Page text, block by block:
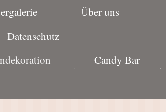
Über uns
Datenschutz
Candy Bar